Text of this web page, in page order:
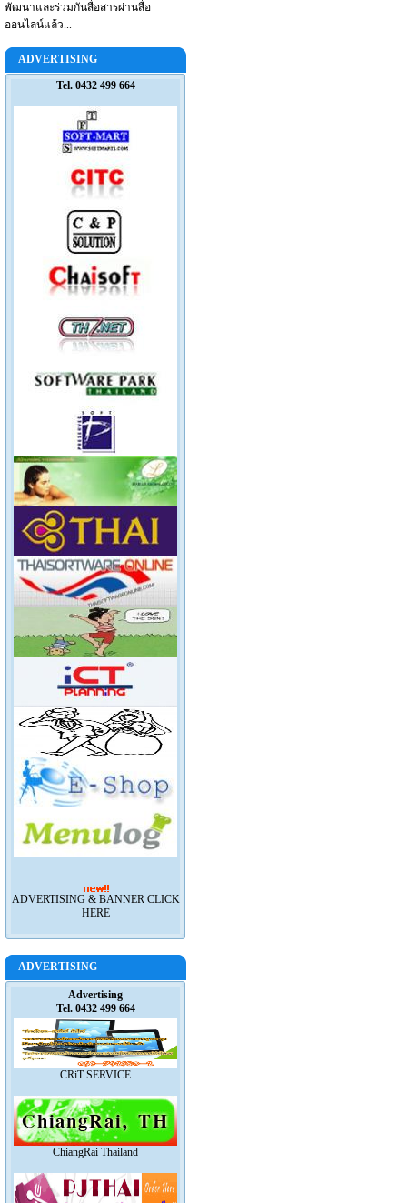
พัฒนาและร่วมกันสื่อสารผ่านสื่อ
ออนไลน์แล้ว...
ADVERTISING
Tel. 0432 499 664
ADVERTISING & BANNER CLICK
HERE
ADVERTISING
Advertising
Tel. 0432 499 664
CRiT SERVICE
ChiangRai Thailand